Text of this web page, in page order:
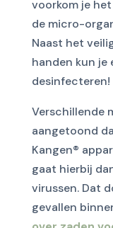
voorkom je
de micro-
Naast het
handen kun je
desinfecteren!
Verschillende
aangetoond
Kangen®
gaat hierbij
virussen. Dat
gevallen